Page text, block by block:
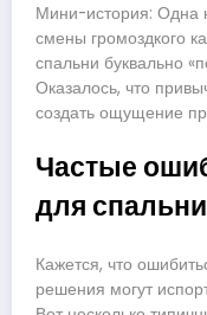
Мини-история: Одна
смены громоздкого
спальни буквально
Оказалось, что
создать ощущение
Частые
для спальни
Кажется, что
решения могут